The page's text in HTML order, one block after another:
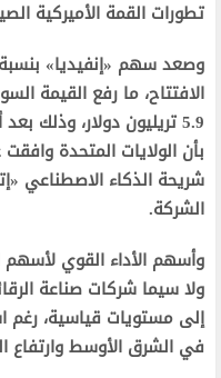
تطورات القمة الأميركية
الافتتاح، ما رفع القيمة
5.9 تريليون دولار، وذلك
الشركة.
وأسهم الأداء القوي لأسهم
ولا سيما شركات صناعة
إلى مستويات قياسية، رغم
في الشرق الأوسط وارتفاع